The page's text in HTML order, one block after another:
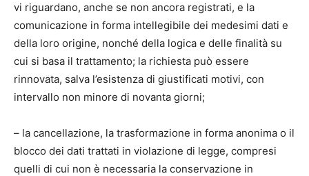
vi riguardano, anche se non ancora registrati, e la
comunicazione in forma intellegibile dei medesimi dati e
della loro origine, nonché della logica e delle finalità su
cui si basa il trattamento; la richiesta può essere
rinnovata, salva l’esistenza di giustificati motivi, con
intervallo non minore di novanta giorni;
– la cancellazione, la trasformazione in forma anonima o il
blocco dei dati trattati in violazione di legge, compresi
quelli di cui non è necessaria la conservazione in